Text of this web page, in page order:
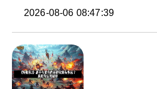
2026-08-06 08:47:39